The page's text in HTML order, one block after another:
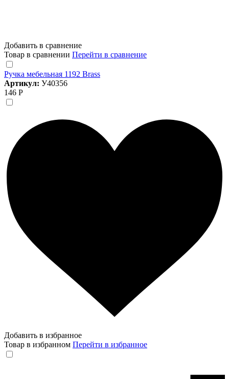
Добавить в сравнение
Товар в сравнении Перейти в сравнение
Ручка мебельная 1192 Brass
Артикул: У40356
146 Р
Добавить в избранное
Товар в избранном Перейти в избранное